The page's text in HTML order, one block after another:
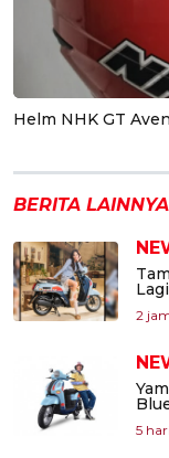
Helm NHK GT
BERITA LAINNYA
2
5 hari